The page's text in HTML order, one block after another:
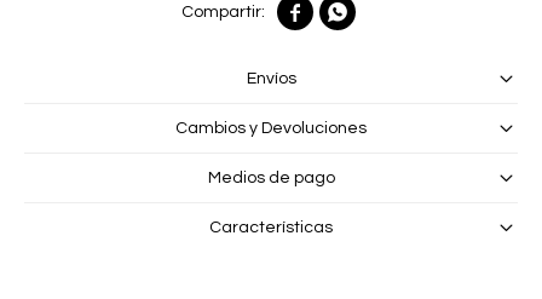
 
Envíos
Cambios y Devoluciones
Medios de pago
Características